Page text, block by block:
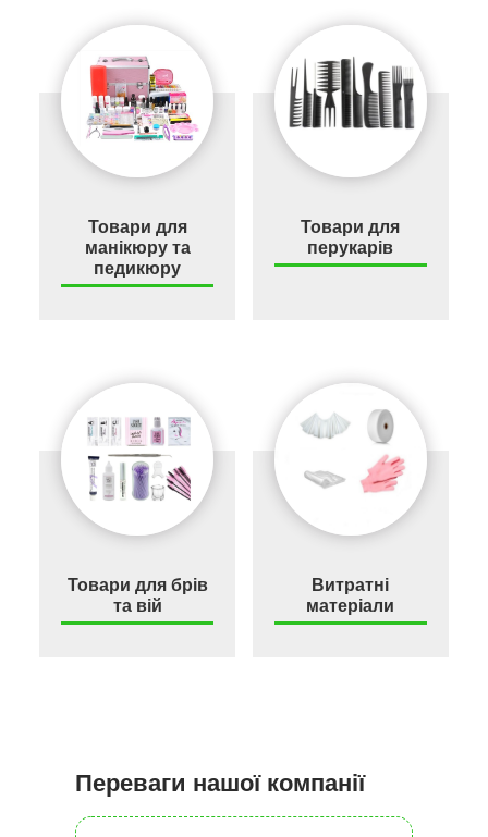
Товари для
манікюру та
педикюру
Товари для
перукарів
Товари для брів
та вій
Витратні
матеріали
Переваги нашої компанії